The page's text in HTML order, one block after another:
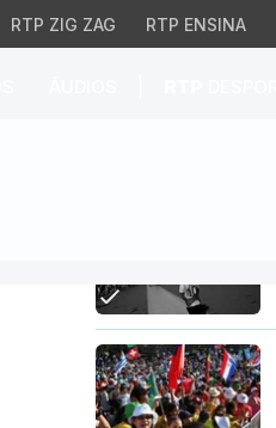
RTP ZIG ZAG RTP ENSINA